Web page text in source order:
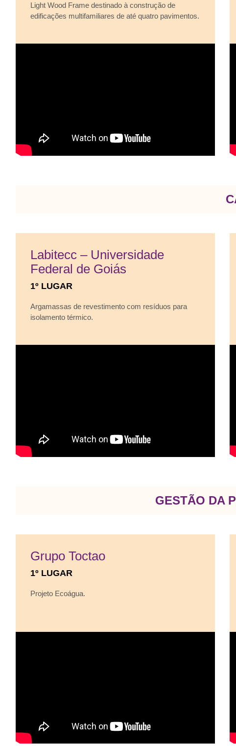
Light Wood Frame destinado à construção de
edificações multifamiliares de até quatro pavimentos.
Labitecc – Universidade
Federal de Goiás
1º LUGAR
Argamassas de revestimento com resíduos para
isolamento térmico.
GESTÃO DA
Grupo Toctao
1º LUGAR
Projeto Ecoágua.